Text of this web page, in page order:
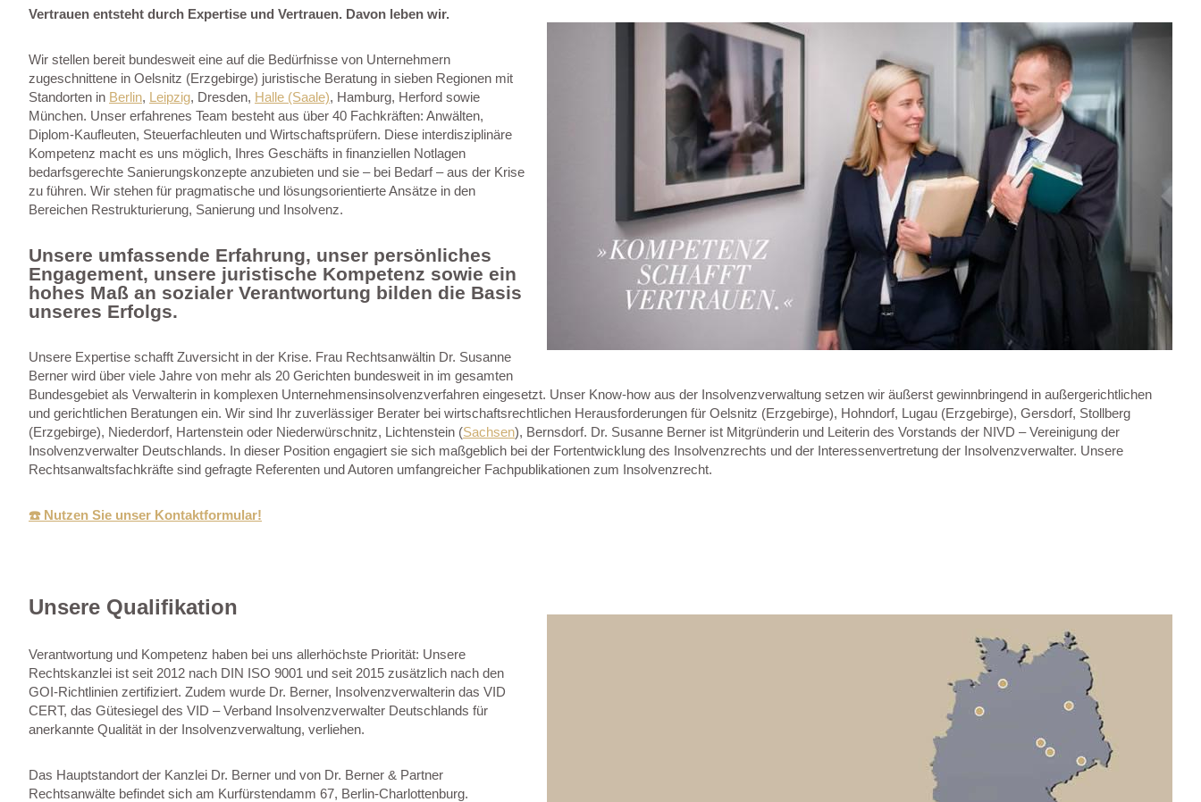
Vertrauen entsteht durch Expertise und Vertrauen. Davon leben wir.
Wir stellen bereit bundesweit eine auf die Bedürfnisse von Unternehmern
zugeschnittene in Oelsnitz (Erzgebirge) juristische Beratung in sieben Regionen mit
Standorten in Berlin, Leipzig, Dresden, Halle (Saale), Hamburg, Herford sowie
München. Unser erfahrenes Team besteht aus über 40 Fachkräften: Anwälten,
Diplom-Kaufleuten, Steuerfachleuten und Wirtschaftsprüfern. Diese interdisziplinäre
Kompetenz macht es uns möglich, Ihres Geschäfts in finanziellen Notlagen
bedarfsgerechte Sanierungskonzepte anzubieten und sie – bei Bedarf – aus der Krise
zu führen. Wir stehen für pragmatische und lösungsorientierte Ansätze in den
Bereichen Restrukturierung, Sanierung und Insolvenz.
Unsere umfassende Erfahrung, unser persönliches
Engagement, unsere juristische Kompetenz sowie ein
hohes Maß an sozialer Verantwortung bilden die Basis
unseres Erfolgs.
Unsere Expertise schafft Zuversicht in der Krise. Frau Rechtsanwältin Dr. Susanne
Berner wird über viele Jahre von mehr als 20 Gerichten bundesweit in im gesamten
Bundesgebiet als Verwalterin in komplexen Unternehmensinsolvenzverfahren eingesetzt. Unser Know-how aus der Insolvenzverwaltung setzen wir äußerst gewinnbringend in außergerichtlichen
und gerichtlichen Beratungen ein. Wir sind Ihr zuverlässiger Berater bei wirtschaftsrechtlichen Herausforderungen für Oelsnitz (Erzgebirge), Hohndorf, Lugau (Erzgebirge), Gersdorf, Stollberg
(Erzgebirge), Niederdorf, Hartenstein oder Niederwürschnitz, Lichtenstein (Sachsen), Bernsdorf. Dr. Susanne Berner ist Mitgründerin und Leiterin des Vorstands der NIVD – Vereinigung der
Insolvenzverwalter Deutschlands. In dieser Position engagiert sie sich maßgeblich bei der Fortentwicklung des Insolvenzrechts und der Interessenvertretung der Insolvenzverwalter. Unsere
Rechtsanwaltsfachkräfte sind gefragte Referenten und Autoren umfangreicher Fachpublikationen zum Insolvenzrecht.
☎️ Nutzen Sie unser Kontaktformular!
Unsere Qualifikation
Verantwortung und Kompetenz haben bei uns allerhöchste Priorität: Unsere
Rechtskanzlei ist seit 2012 nach DIN ISO 9001 und seit 2015 zusätzlich nach den
GOI-Richtlinien zertifiziert. Zudem wurde Dr. Berner, Insolvenzverwalterin das VID
CERT, das Gütesiegel des VID – Verband Insolvenzverwalter Deutschlands für
anerkannte Qualität in der Insolvenzverwaltung, verliehen.
Das Hauptstandort der Kanzlei Dr. Berner und von Dr. Berner & Partner
Rechtsanwälte befindet sich am Kurfürstendamm 67, Berlin-Charlottenburg.